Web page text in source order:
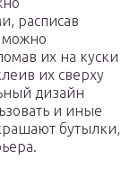
расписав
можно
их на куски
их сверху
дизайн
и иные
бутылки,